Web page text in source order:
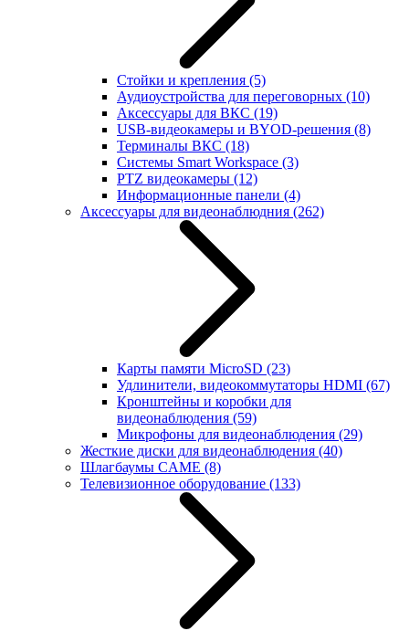
Стойки и крепления (5)
Аудиоустройства для переговорных (10)
Аксессуары для ВКС (19)
USB-видеокамеры и BYOD-решения (8)
Терминалы ВКС (18)
Системы Smart Workspace (3)
PTZ видеокамеры (12)
Информационные панели (4)
Аксессуары для видеонаблюдния (262)
Карты памяти MicroSD (23)
Удлинители, видеокоммутаторы HDMI (67)
Кронштейны и коробки для
видеонаблюдения (59)
Микрофоны для видеонаблюдения (29)
Жесткие диски для видеонаблюдения (40)
Шлагбаумы CAME (8)
Телевизионное оборудование (133)